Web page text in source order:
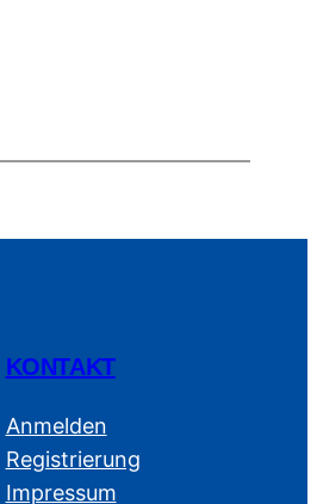
KONTAKT
Anmelden
Registrierung
Impressum